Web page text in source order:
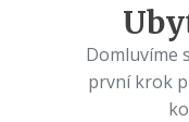
Domluvíme
první krok